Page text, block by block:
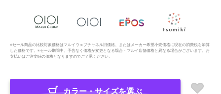
※セール商品の比較対象価格はマルイウェブチャネル旧価格、またはメーカー希望小売価格に現在の消費税を加算
した価格です。※セール期間中、予告なく価格が変更となる場合・マルイ店舗価格と異なる場合がございます。お
支払いはご注文時の価格となりますのでご了承ください。
Copyright All Rights Reserved. MARUI Co., Ltd
カラー・サイズを選ぶ